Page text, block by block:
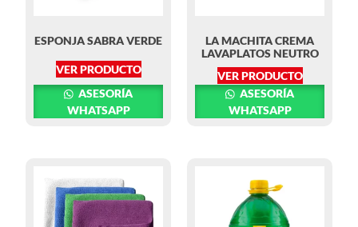
ESPONJA SABRA VERDE
VER PRODUCTO
ASESORÍA
WHATSAPP
LA MACHITA CREMA
LAVAPLATOS NEUTRO
VER PRODUCTO
ASESORÍA
WHATSAPP